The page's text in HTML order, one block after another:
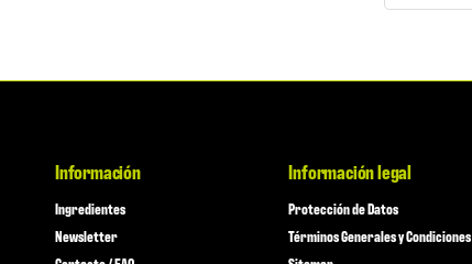
Información
Ingredientes
Newsletter
Información legal
Protección de Datos
Términos Generales y Condiciones